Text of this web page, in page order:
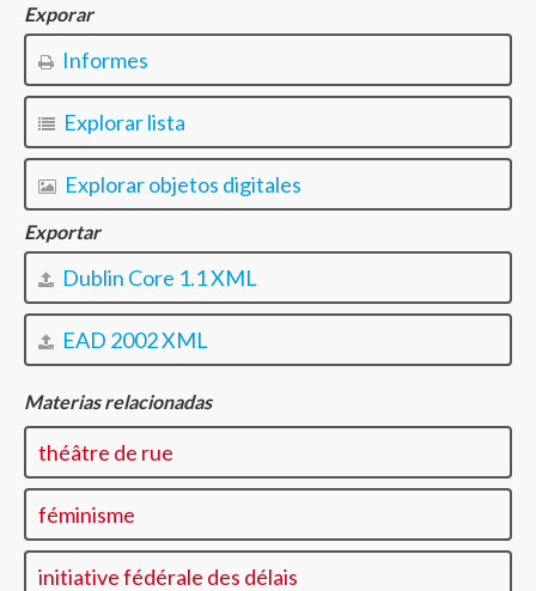
Exporar
Informes
Explorar lista
Explorar objetos digitales
Exportar
Dublin Core 1.1 XML
EAD 2002 XML
Materias relacionadas
théâtre de rue
féminisme
initiative fédérale des délais